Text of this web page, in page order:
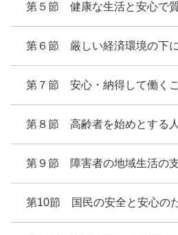
第５節 健康な生活と安心で
第６節 厳しい経済環境の下
第７節 安心・納得して働く
第８節 高齢者を始めとする
第９節 障害者の地域生活の
第10節 国民の安全と安心の